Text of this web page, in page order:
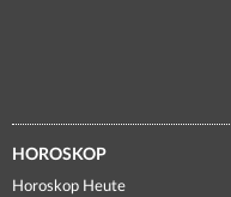
HOROSKOP
Horoskop Heute